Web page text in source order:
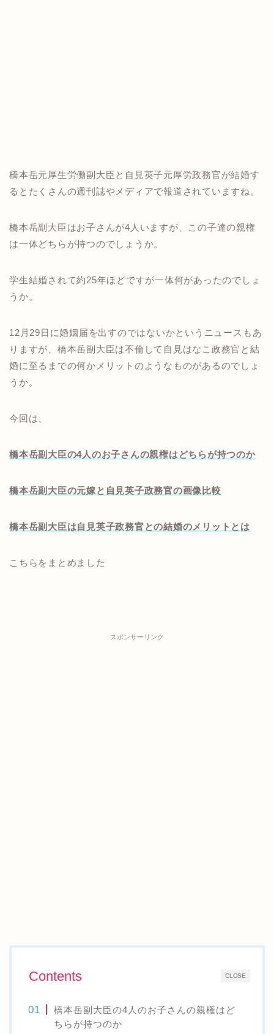
橋本岳元厚生労働副大臣と自見英子元厚労政務官が結婚す
るとたくさんの週刊誌やメディアで報道されていますね。
橋本岳副大臣はお子さんが4人いますが、この子達の親権
は一体どちらが持つのでしょうか。
学生結婚されて約25年ほどですが一体何があったのでしょ
うか。
12月29日に婚姻届を出すのではないかというニュースもあ
りますが、橋本岳副大臣は不倫して自見はなこ政務官と結
婚に至るまでの何かメリットのようなものがあるのでしょ
うか。
今回は、
橋本岳副大臣の4人のお子さんの親権はどちらが持つのか
橋本岳副大臣の元嫁と自見英子政務官の画像比較
橋本岳副大臣は自見英子政務官との結婚のメリットとは
こちらをまとめました
スポンサーリンク
CLOSE
Contents
橋本岳副大臣の4人のお子さんの親権はど
ちらが持つのか